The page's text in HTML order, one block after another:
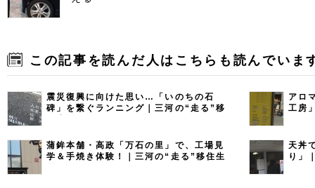
この記事を読んだ人はこちらも読んでいま
震災復興に向けた思い…「いのちの石
碑」を繋ぐランニング｜三河の“走る”移
アロ
工房
蒲鉾本舗・高政「万石の里」で、工場見
学＆手焼き体験！｜三河の“走る”移住生
天丼
り」